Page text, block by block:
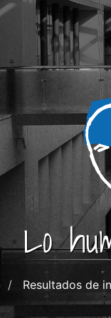
Lo
Resultados de